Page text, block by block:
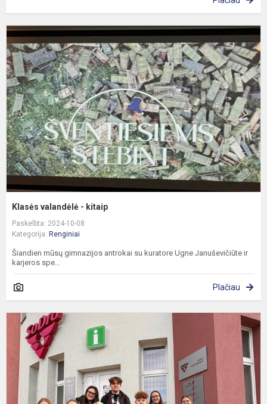
Klasės valandėlė - kitaip
Paskelbta: 2024-10-08
Kategorija: Renginiai
Šiandien mūsų gimnazijos antrokai su kuratore Ugne Januševičiūte ir
karjeros spe...
Plačiau